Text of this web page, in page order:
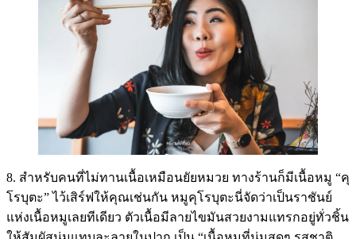
8. สำหรับคนที่ไม่ทานเนื้อเหมือนยัยหมวย ทางร้านก็มีเนื้อหมู “คุ
โรบุตะ” ไว้เสิร์ฟให้คุณเช่นกัน หมูคุโรบุตะนี่จัดว่าเป็นราชันย์
แห่งเนื้อหมูเลยทีเดียว ตัวเนื้อมีลายไขมันสวยงามแทรกอยู่ทั่วชิ้น